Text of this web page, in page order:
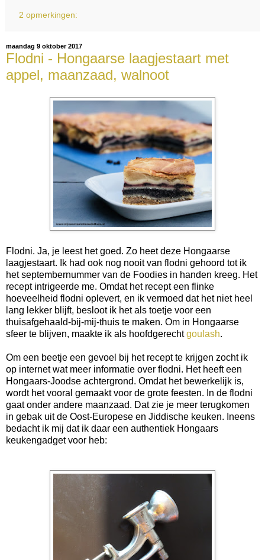
2 opmerkingen:
maandag 9 oktober 2017
Flodni - Hongaarse laagjestaart met
appel, maanzaad, walnoot
Flodni. Ja, je leest het goed. Zo heet deze Hongaarse
laagjestaart. Ik had ook nog nooit van flodni gehoord tot ik
het septembernummer van de Foodies in handen kreeg. Het
recept intrigeerde me. Omdat het recept een flinke
hoeveelheid flodni oplevert, en ik vermoed dat het niet heel
lang lekker blijft, besloot ik het als toetje voor een
thuisafgehaald-bij-mij-thuis te maken. Om in Hongaarse
sfeer te blijven, maakte ik als hoofdgerechtgoulash.
Om een beetje een gevoel bij het recept te krijgen zocht ik
op internet wat meer informatie over flodni. Het heeft een
Hongaars-Joodse achtergrond. Omdat het bewerkelijk is,
wordt het vooral gemaakt voor de grote feesten. In de flodni
gaat onder andere maanzaad. Dat zie je meer terugkomen
in gebak uit de Oost-Europese en Jiddische keuken. Ineens
bedacht ik mij dat ik daar een authentiek Hongaars
keukengadget voor heb: